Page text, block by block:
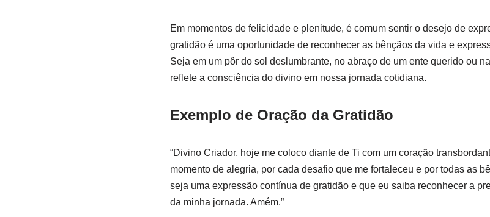
Em momentos de felicidade e plenitude, é comum sentir o desejo de
gratidão é uma oportunidade de reconhecer as bênçãos da vida e
Seja em um pôr do sol deslumbrante, no abraço de um ente querido ou
reflete a consciência do divino em nossa jornada cotidiana.
Exemplo de Oração da Gratidão
“Divino Criador, hoje me coloco diante de Ti com um coração
momento de alegria, por cada desafio que me fortaleceu e por todas as
seja uma expressão contínua de gratidão e que eu saiba reconhecer a
da minha jornada. Amém.”